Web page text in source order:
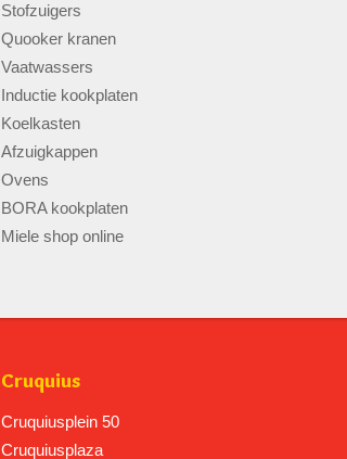
Stofzuigers
Quooker kranen
Vaatwassers
Inductie kookplaten
Koelkasten
Afzuigkappen
Ovens
BORA kookplaten
Miele shop online
Cruquius
Cruquiusplein 50
Cruquiusplaza